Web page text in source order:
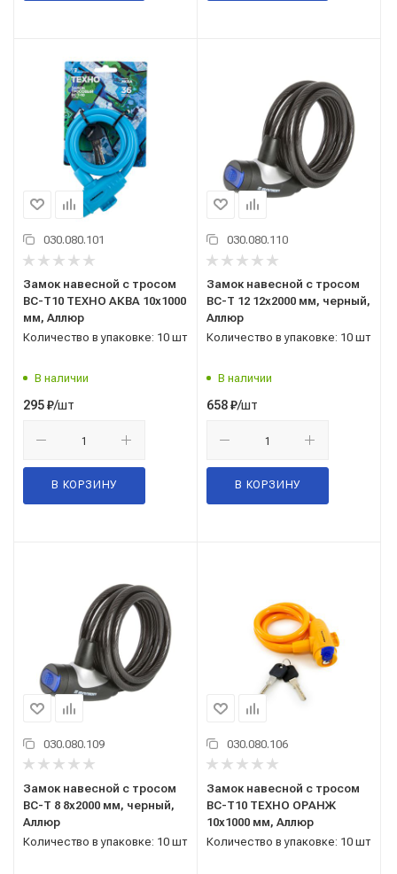
030.080.101
Замок навесной с тросом
ВС-Т10 ТЕХНО АКВА 10x1000
мм, Аллюр
Количество в упаковке: 10 шт
В наличии
295₽/шт
В КОРЗИНУ
030.080.110
Замок навесной с тросом
ВС-Т 12 12x2000 мм, черный,
Аллюр
Количество в упаковке: 10 шт
В наличии
658₽/шт
В КОРЗИНУ
030.080.109
Замок навесной с тросом
ВС-Т 8 8x2000 мм, черный,
Аллюр
Количество в упаковке: 10 шт
030.080.106
Замок навесной с тросом
ВС-Т10 ТЕХНО ОРАНЖ
10x1000 мм, Аллюр
Количество в упаковке: 10 шт